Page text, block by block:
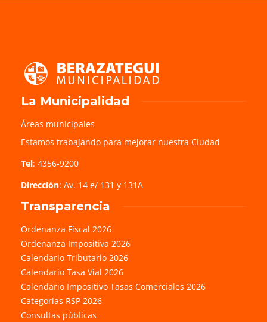
La Municipalidad
Áreas municipales
Estamos trabajando para mejorar nuestra Ciudad
Tel: 4356-9200
Dirección: Av. 14 e/ 131 y 131A
Transparencia
Ordenanza Fiscal 2026
Ordenanza Impositiva 2026
Calendario Tributario 2026
Calendario Tasa Vial 2026
Calendario Impositivo Tasas Comerciales 2026
Categorías RSP 2026
Consultas públicas